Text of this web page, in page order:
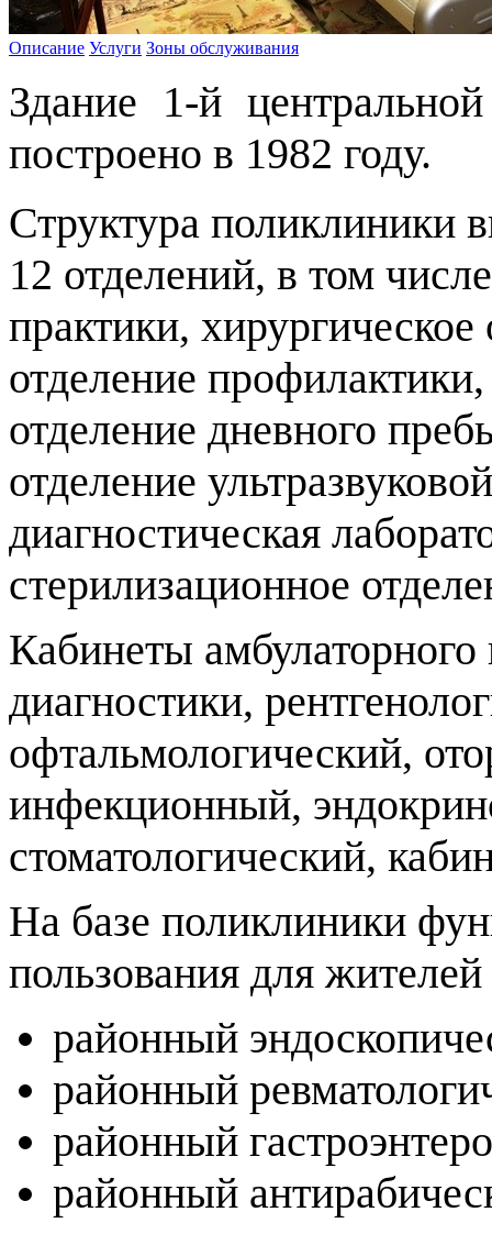
Описание Услуги Зоны обслуживания
Здание 1-й
построено в 1982 году.
Структура поликлиники
12 отделений, в том
практики,
отделение
отделение дневного
отделение
диагностическая
стерилизационное
Кабинеты
диагностики,
офтальмологический,
инфекционный,
стоматологический,
На базе поликлиники
пользования для
районный
районный
районный
районный